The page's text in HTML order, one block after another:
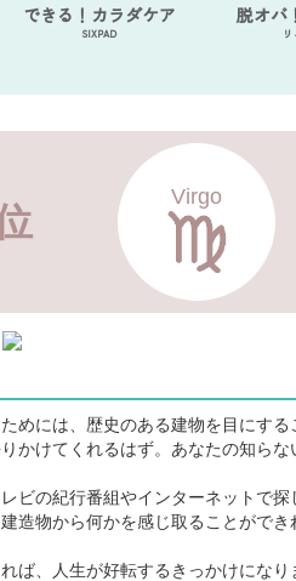
できる！カラダケア
SIXPAD
脱オバ
Virgo
めには、歴史のある建物を目にす
かけてくれるはず。あなたの知ら
ビの紀行番組やインターネットで
造物から何かを感じ取ることがで
、人生が好転するきっかけになり